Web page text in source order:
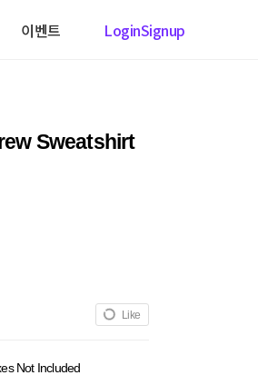
이벤트 LoginSignup
Sweatshirt
Like
Not Included